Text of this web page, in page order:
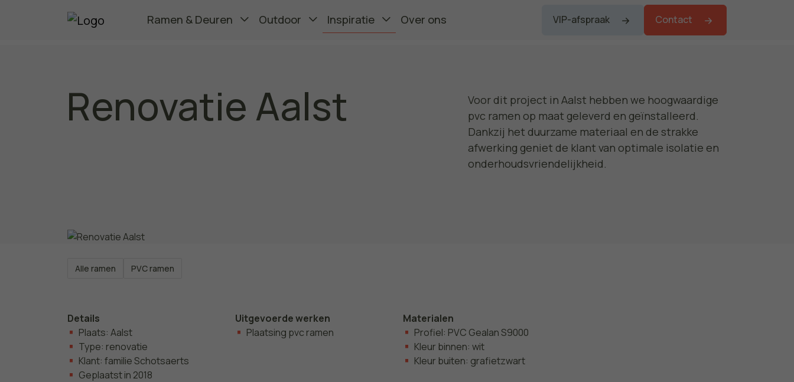
Ramen & Deuren Outdoor Inspiratie Over ons VIP-afspraak Contact
Renovatie Aalst
Voor dit project in Aalst hebben we hoogwaardige
pvc ramen op maat geleverd en geïnstalleerd.
Dankzij het duurzame materiaal en de strakke
afwerking geniet de klant van optimale isolatie en
onderhoudsvriendelijkheid.
Alle ramen PVC ramen
Details
Plaats: Aalst
Type: renovatie
Klant: familie Schotsaerts
Geplaatst in 2018
Uitgevoerde werken
Plaatsing pvc ramen
Materialen
Profiel: PVC Gealan S9000
Kleur binnen: wit
Kleur buiten: grafietzwart